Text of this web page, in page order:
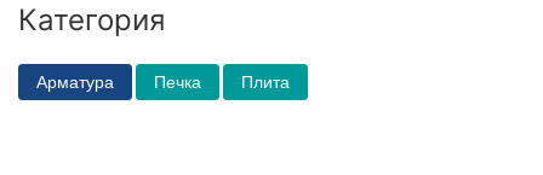
Категория
Арматура Печка Плита